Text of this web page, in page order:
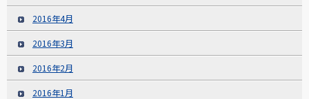
2016年4月
2016年3月
2016年2月
2016年1月